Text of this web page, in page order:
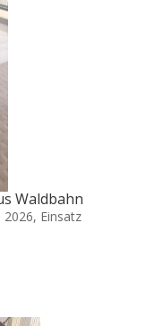
Waldbahn
2026, Einsatz